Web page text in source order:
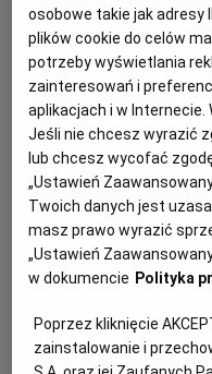
Psi Patrol i
Dołącz do dzielnych
największej misji
Czytaj więcej
osobowe takie jak adresy
plików cookie do celów
potrzeby wyświetlania
zainteresowań i
aplikacjach i w Internecie.
Jeśli nie chcesz wyrazić
lub chcesz wycofać
„Ustawień
Twoich danych jest
masz prawo wyrazić
„Ustawień
w dokumencie Polityka
Poprzez kliknięcie
zainstalowanie i